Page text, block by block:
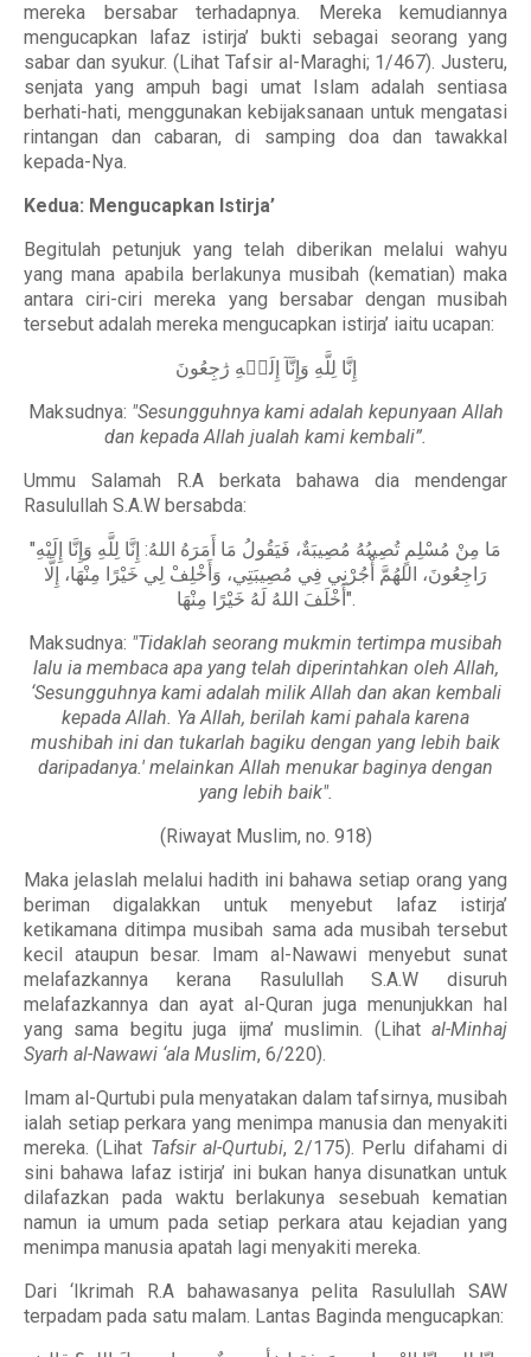
mereka bersabar terhadapnya. Mereka kemudiannya
mengucapkan lafaz istirja’ bukti sebagai seorang yang
sabar dan syukur. (Lihat Tafsir al-Maraghi; 1/467). Justeru,
senjata yang ampuh bagi umat Islam adalah sentiasa
berhati-hati, menggunakan kebijaksanaan untuk mengatasi
rintangan dan cabaran, di samping doa dan tawakkal
kepada-Nya.
Kedua: Mengucapkan Istirja’
Begitulah petunjuk yang telah diberikan melalui wahyu
yang mana apabila berlakunya musibah (kematian) maka
antara ciri-ciri mereka yang bersabar dengan musibah
tersebut adalah mereka mengucapkan istirja’ iaitu ucapan:
إِنَّا لِلَّهِ وَإِنَّآ إِلَيۡهِ رَٰجِعُونَ
Maksudnya: "Sesungguhnya kami adalah kepunyaan Allah
dan kepada Allah jualah kami kembali”.
Ummu Salamah R.A berkata bahawa dia mendengar
Rasulullah S.A.W bersabda:
"مَا مِنْ مُسْلِمٍ تُصِيبُهُ مُصِيبَةٌ، فَيَقُولُ مَا أَمَرَهُ اللهُ: إِنَّا لِلَّهِ وَإِنَّا إِلَيْهِ
رَاجِعُونَ، اللهُمَّ أْجُرْنِي فِي مُصِيبَتِي، وَأَخْلِفْ لِي خَيْرًا مِنْهَا، إِلَّا
أَخْلَفَ اللهُ لَهُ خَيْرًا مِنْهَا".
Maksudnya: "Tidaklah seorang mukmin tertimpa musibah
lalu ia membaca apa yang telah diperintahkan oleh Allah,
‘Sesungguhnya kami adalah milik Allah dan akan kembali
kepada Allah. Ya Allah, berilah kami pahala karena
mushibah ini dan tukarlah bagiku dengan yang lebih baik
daripadanya.' melainkan Allah menukar baginya dengan
yang lebih baik".
(Riwayat Muslim, no. 918)
Maka jelaslah melalui hadith ini bahawa setiap orang yang
beriman digalakkan untuk menyebut lafaz istirja’
ketikamana ditimpa musibah sama ada musibah tersebut
kecil ataupun besar. Imam al-Nawawi menyebut sunat
melafazkannya kerana Rasulullah S.A.W disuruh
melafazkannya dan ayat al-Quran juga menunjukkan hal
yang sama begitu juga ijma’ muslimin. (Lihat al-Minhaj
Syarh al-Nawawi ‘ala Muslim, 6/220).
Imam al-Qurtubi pula menyatakan dalam tafsirnya, musibah
ialah setiap perkara yang menimpa manusia dan menyakiti
mereka. (Lihat Tafsir al-Qurtubi, 2/175). Perlu difahami di
sini bahawa lafaz istirja’ ini bukan hanya disunatkan untuk
dilafazkan pada waktu berlakunya sesebuah kematian
namun ia umum pada setiap perkara atau kejadian yang
menimpa manusia apatah lagi menyakiti mereka.
Dari ‘Ikrimah R.A bahawasanya pelita Rasulullah SAW
terpadam pada satu malam. Lantas Baginda mengucapkan: